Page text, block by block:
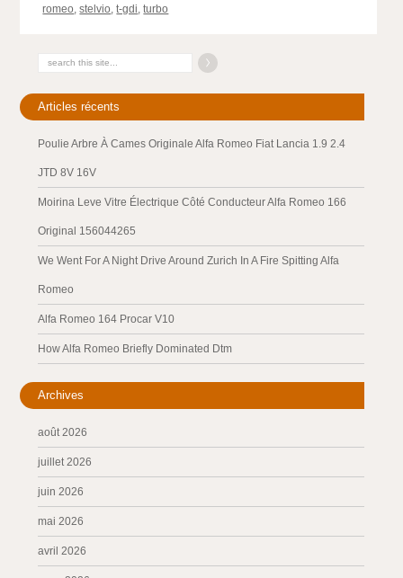
romeo,stelvio,t-gdi,turbo
Articles récents
Poulie Arbre À Cames Originale Alfa Romeo Fiat Lancia 1.9 2.4
JTD 8V 16V
Moirina Leve Vitre Électrique Côté Conducteur Alfa Romeo 166
Original 156044265
We Went For A Night Drive Around Zurich In A Fire Spitting Alfa
Romeo
Alfa Romeo 164 Procar V10
How Alfa Romeo Briefly Dominated Dtm
Archives
août 2026
juillet 2026
juin 2026
mai 2026
avril 2026